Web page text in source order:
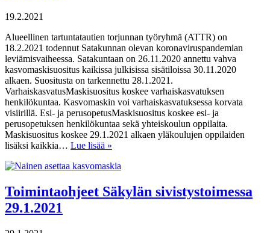
19.2.2021
Alueellinen tartuntatautien torjunnan työryhmä (ATTR) on
18.2.2021 todennut Satakunnan olevan koronaviruspandemian
leviämisvaiheessa. Satakuntaan on 26.11.2020 annettu vahva
kasvomaskisuositus kaikissa julkisissa sisätiloissa 30.11.2020
alkaen. Suositusta on tarkennettu 28.1.2021.
VarhaiskasvatusMaskisuositus koskee varhaiskasvatuksen
henkilökuntaa. Kasvomaskin voi varhaiskasvatuksessa korvata
visiirillä. Esi- ja perusopetusMaskisuositus koskee esi- ja
perusopetuksen henkilökuntaa sekä yhteiskoulun oppilaita.
Maskisuositus koskee 29.1.2021 alkaen yläkoulujen oppilaiden
lisäksi kaikkia… Lue lisää »
Toimintaohjeet Säkylän sivistystoimessa
29.1.2021